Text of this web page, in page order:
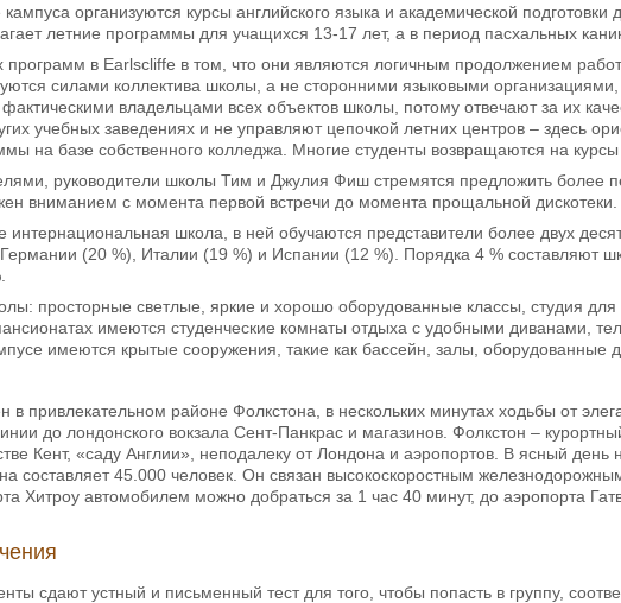
организуются курсы английского языка и академической
летние программы для учащихся 13-17 лет, а в период пасхальных
программ в Earlscliffe в том, что они являются логичным продолжением
силами коллектива школы, а не сторонними языковыми
владельцами всех объектов школы, потому отвечают за их
учебных заведениях и не управляют цепочкой летних центров – здесь
на базе собственного колледжа. Многие студенты возвращаются на курсы
руководители школы Тим и Джулия Фиш стремятся предложить более
вниманием с момента первой встречи до момента прощальной дискотеки.
интернациональная школа, в ней обучаются представители более двух
(20 %), Италии (19 %) и Испании (12 %). Порядка 4 % составляют
просторные светлые, яркие и хорошо оборудованные классы, студия для
имеются студенческие комнаты отдыха с удобными диванами,
имеются крытые сооружения, такие как бассейн, залы, оборудованные
в привлекательном районе Фолкстона, в нескольких минутах ходьбы от
до лондонского вокзала Сент-Панкрас и магазинов. Фолкстон –
Кент, «саду Англии», неподалеку от Лондона и аэропортов. В ясный
составляет 45.000 человек. Он связан высокоскоростным
Хитроу автомобилем можно добраться за 1 час 40 минут, до аэропорта
сдают устный и письменный тест для того, чтобы попасть в группу,